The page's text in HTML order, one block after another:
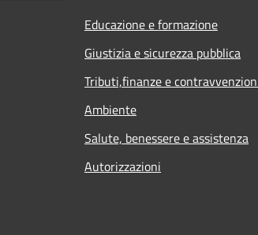
Educazione e formazione
Giustizia e sicurezza pubblica
Tributi,finanze e
Ambiente
Salute, benessere e assistenza
Autorizzazioni